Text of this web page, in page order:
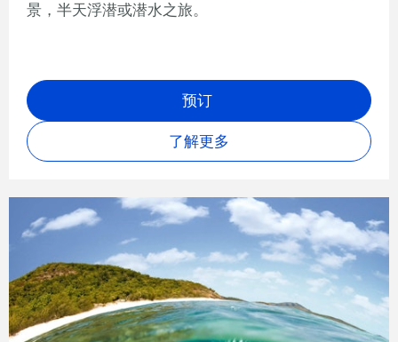
景，半天浮潜或潜水之旅。
预订
了解更多